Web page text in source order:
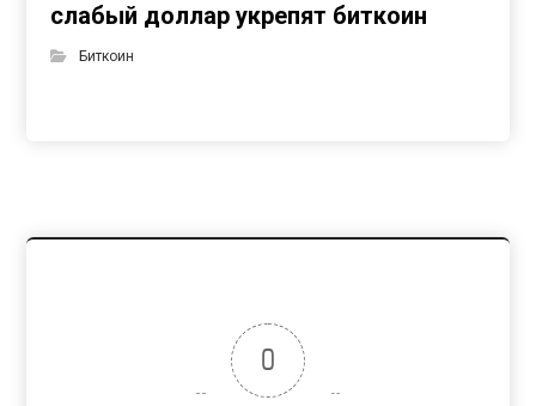
слабый доллар укрепят биткоин
Биткоин
0